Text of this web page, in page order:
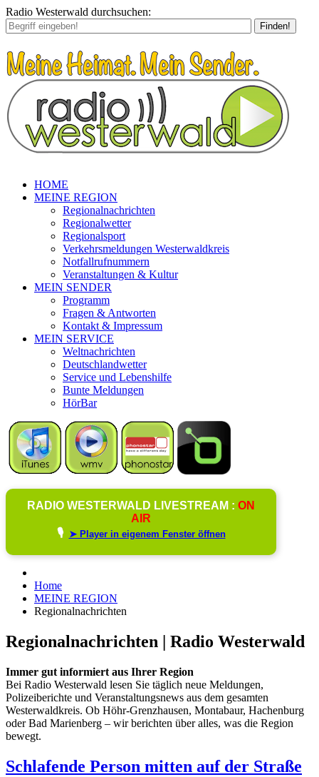
Radio Westerwald durchsuchen:
Finden!
HOME
MEINE REGION
Regionalnachrichten
Regionalwetter
Regionalsport
Verkehrsmeldungen Westerwaldkreis
Notfallrufnummern
Veranstaltungen & Kultur
MEIN SENDER
Programm
Fragen & Antworten
Kontakt & Impressum
MEIN SERVICE
Weltnachrichten
Deutschlandwetter
Service und Lebenshilfe
Bunte Meldungen
HörBar
RADIO WESTERWALD LIVESTREAM : ON
AIR
🎙️ ➤ Player in eigenem Fenster öffnen
Home
MEINE REGION
Regionalnachrichten
Regionalnachrichten | Radio Westerwald
Immer gut informiert aus Ihrer Region
Bei Radio Westerwald lesen Sie täglich neue Meldungen,
Polizeiberichte und Veranstaltungsnews aus dem gesamten
Westerwaldkreis. Ob Höhr-Grenzhausen, Montabaur, Hachenburg
oder Bad Marienberg – wir berichten über alles, was die Region
bewegt.
Schlafende Person mitten auf der Straße